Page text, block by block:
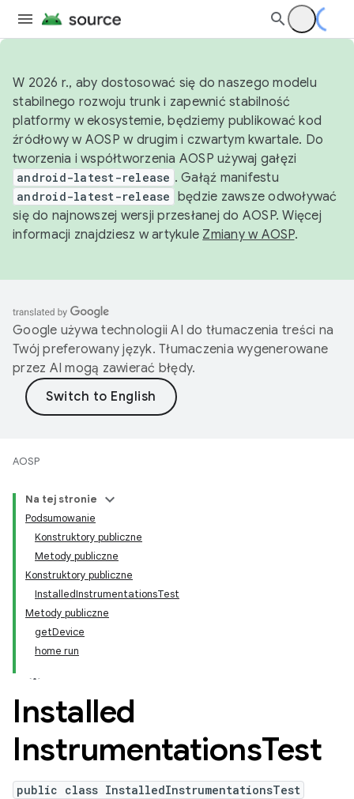
W 2026 r., aby dostosować się do naszego modelu
stabilnego rozwoju trunk i zapewnić stabilność
platformy w ekosystemie, będziemy publikować kod
źródłowy w AOSP w drugim i czwartym kwartale. Do
tworzenia i współtworzenia AOSP używaj gałęzi
android-latest-release . Gałąź manifestu
android-latest-release będzie zawsze odwoływać
się do najnowszej wersji przesłanej do AOSP. Więcej
informacji znajdziesz w artykule Zmiany w AOSP.
Google używa technologii AI do tłumaczenia treści na
Twój preferowany język. Tłumaczenia wygenerowane
przez AI mogą zawierać błędy.
AOSP
Na tej stronie
Podsumowanie
Konstruktory publiczne
Metody publiczne
Konstruktory publiczne
InstalledInstrumentationsTest
Metody publiczne
getDevice
home run
Installed
InstrumentationsTest
public class InstalledInstrumentationsTest